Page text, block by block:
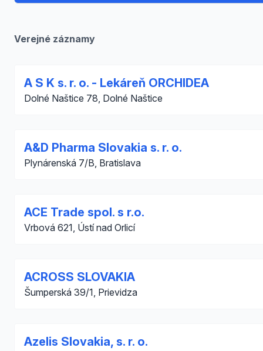
Verejné záznamy
A S K s. r. o. - Lekáreň ORCHIDEA
Dolné Naštice 78, Dolné Naštice
A&D Pharma Slovakia s. r. o.
Plynárenská 7/B, Bratislava
ACE Trade spol. s r.o.
Vrbová 621, Ústí nad Orlicí
ACROSS SLOVAKIA
Šumperská 39/1, Prievidza
Azelis Slovakia, s. r. o.